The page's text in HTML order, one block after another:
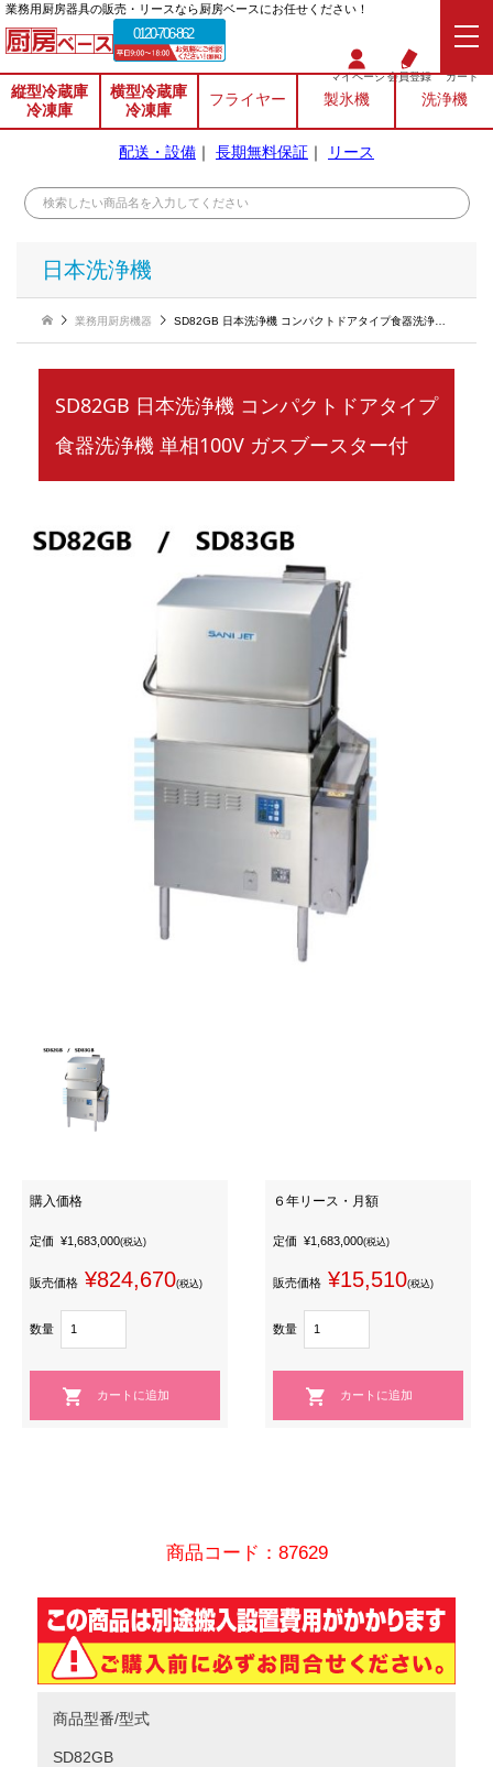
業務⽤厨房器具の販売・リースなら厨房ベースにお任せください！
0120-706-862
マイページ会員登録 カート
縦型冷蔵庫
冷凍庫
横型冷蔵庫
冷凍庫
フライヤー 製氷機 洗浄機
配送・設備 ｜ 長期無料保証 ｜ リース
日本洗浄機
業務用厨房機器 SD82GB 日本洗浄機 コンパクトドアタイプ食器洗浄機 単相100V ガスブースター付
SD82GB 日本洗浄機 コンパクトドアタイプ
食器洗浄機 単相100V ガスブースター付
購入価格
定価 ¥1,683,000(税込)
販売価格 ¥824,670(税込)
数量
６年リース・月額
定価 ¥1,683,000(税込)
販売価格 ¥15,510(税込)
数量
商品コード：87629
商品型番/型式
SD82GB